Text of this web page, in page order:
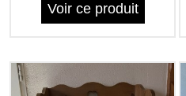
Voir ce produit